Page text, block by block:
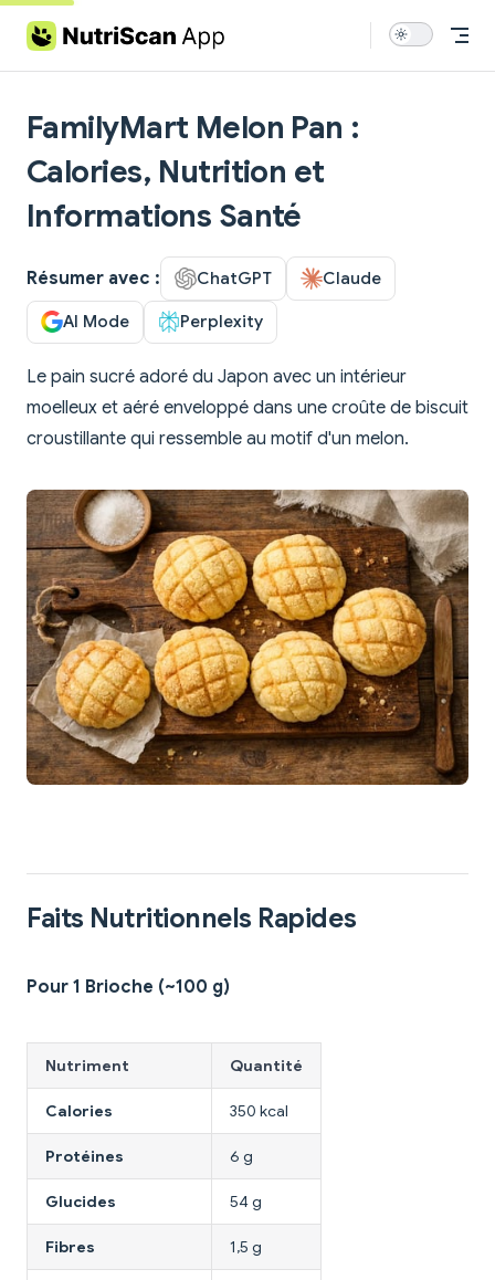
Skip to content
FamilyMart Melon Pan :
Calories, Nutrition et
Informations Santé
Résumer avec : ChatGPT Claude
AI Mode Perplexity
Le pain sucré adoré du Japon avec un intérieur
moelleux et aéré enveloppé dans une croûte de biscuit
croustillante qui ressemble au motif d'un melon.
Faits Nutritionnels Rapides
Pour 1 Brioche (~100 g)
Nutriment Quantité
Calories 350 kcal
Protéines 6 g
Glucides 54 g
Fibres 1,5 g